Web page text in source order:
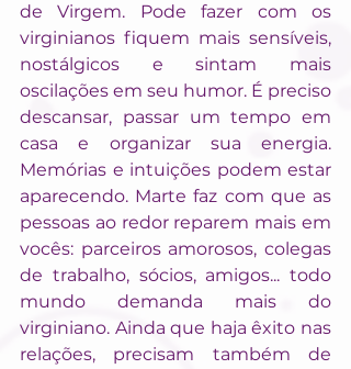
de Virgem. Pode fazer com os
virginianos fiquem mais sensíveis,
nostálgicos e sintam mais
oscilações em seu humor. É preciso
descansar, passar um tempo em
casa e organizar sua energia.
Memórias e intuições podem estar
aparecendo. Marte faz com que as
pessoas ao redor reparem mais em
vocês: parceiros amorosos, colegas
de trabalho, sócios, amigos... todo
mundo demanda mais do
virginiano. Ainda que haja êxito nas
relações, precisam também de